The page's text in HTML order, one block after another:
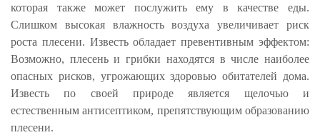
которая также может послужить ему в качестве еды.
Слишком высокая влажность воздуха увеличивает риск
роста плесени. Известь обладает превентивным эффектом:
Возможно, плесень и грибки находятся в числе наиболее
опасных рисков, угрожающих здоровью обитателей дома.
Известь по своей природе является щелочью и
естественным антисептиком, препятствующим образованию
плесени.